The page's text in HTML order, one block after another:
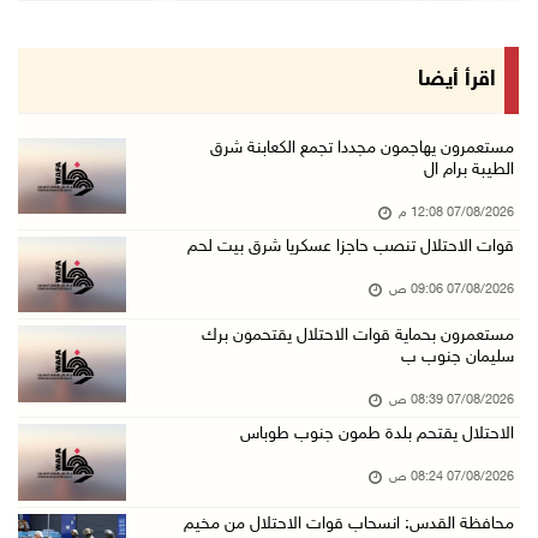
قوات الاحتلال تقتحم يعبد جنوب غرب جنين
48 إصابة منذ بدء عدوان الاحتلال على مخيم قلند ...
06/آب/2026 10:45 م
الاحتلال يعتقل شابين من المغير
06/آب/2026 10:27 م
وزير الداخلية يبحث مع مكافحة المخدرات الدولي ...
06/آب/2026 10:01 م
06/آب/2026 09:17 م
إصابة مسن بجروح ورضوض إثر اعتداء جيش الاحتلال ...
اقرأ أيضا
مستعمرون يهاجمون مجددا تجمع الكعابنة شرق
الطيبة برام ال
07/08/2026 12:08 م
قوات الاحتلال تنصب حاجزا عسكريا شرق بيت لحم
07/08/2026 09:06 ص
مستعمرون بحماية قوات الاحتلال يقتحمون برك
سليمان جنوب ب
07/08/2026 08:39 ص
الاحتلال يقتحم بلدة طمون جنوب طوباس
07/08/2026 08:24 ص
محافظة القدس: انسحاب قوات الاحتلال من مخيم